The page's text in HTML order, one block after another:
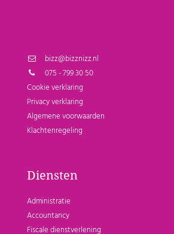
bizz@bizznizz.nl
075 - 799 30 50
Cookie verklaring
Privacy verklaring
Algemene voorwaarden
Klachtenregeling
Diensten
Administratie
Accountancy
Fiscale dienstverlening